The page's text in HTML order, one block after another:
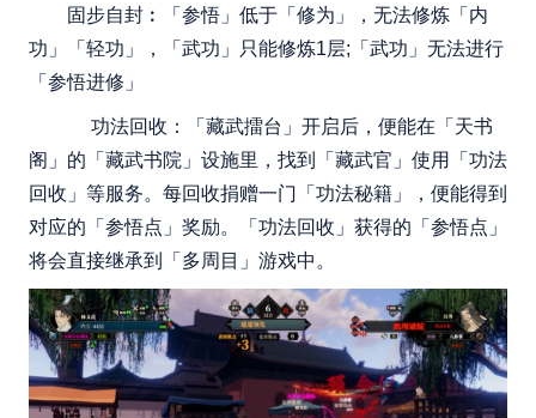
固步自封︰「参悟」低于「修为」，无法修炼「内
功」「轻功」，「武功」只能修炼1层;「武功」无法进行
「参悟进修」
功法回收：「藏武擂台」开启后，便能在「天书
阁」的「藏武书院」设施里，找到「藏武官」使用「功法
回收」等服务。每回收捐赠一门「功法秘籍」，便能得到
对应的「参悟点」奖励。「功法回收」获得的「参悟点」
将会直接继承到「多周目」游戏中。